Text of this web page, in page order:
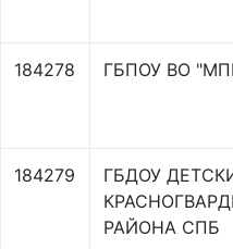
184278 ГБПОУ ВО
184279
ГБДОУ
РАЙОНА СПБ